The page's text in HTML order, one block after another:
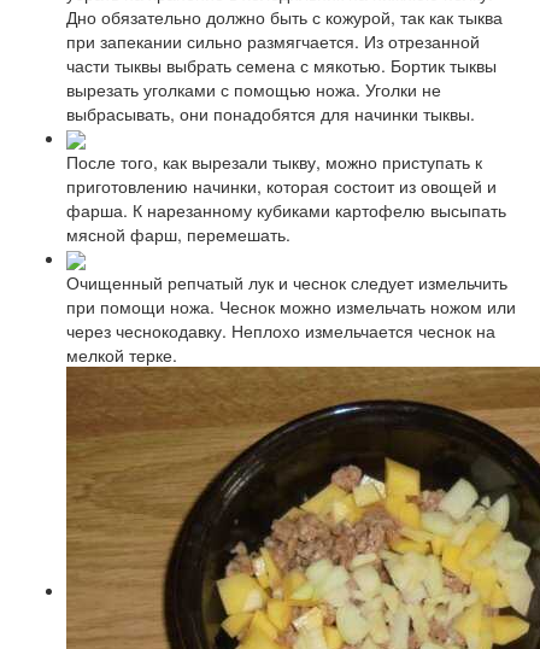
Дно обязательно должно быть с кожурой, так как тыква
при запекании сильно размягчается. Из отрезанной
части тыквы выбрать семена с мякотью. Бортик тыквы
вырезать уголками с помощью ножа. Уголки не
выбрасывать, они понадобятся для начинки тыквы.
После того, как вырезали тыкву, можно приступать к
приготовлению начинки, которая состоит из овощей и
фарша. К нарезанному кубиками картофелю высыпать
мясной фарш, перемешать.
Очищенный репчатый лук и чеснок следует измельчить
при помощи ножа. Чеснок можно измельчать ножом или
через чеснокодавку. Неплохо измельчается чеснок на
мелкой терке.